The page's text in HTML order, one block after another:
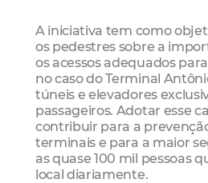
A iniciativa tem como
os pedestres sobre a
os acessos adequados
no caso do Terminal
túneis e elevadores
passageiros. Adotar esse
contribuir para a
terminais e para a maior
as quase 100 mil pessoas
local diariamente.